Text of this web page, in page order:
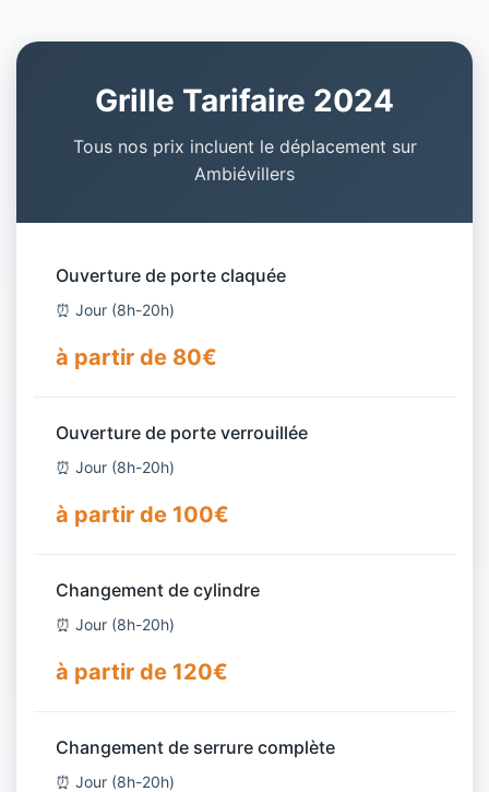
Grille Tarifaire 2024
Tous nos prix incluent le déplacement sur
Ambiévillers
Ouverture de porte claquée
⏰ Jour (8h-20h)
à partir de 80€
Ouverture de porte verrouillée
⏰ Jour (8h-20h)
à partir de 100€
Changement de cylindre
⏰ Jour (8h-20h)
à partir de 120€
Changement de serrure complète
⏰ Jour (8h-20h)